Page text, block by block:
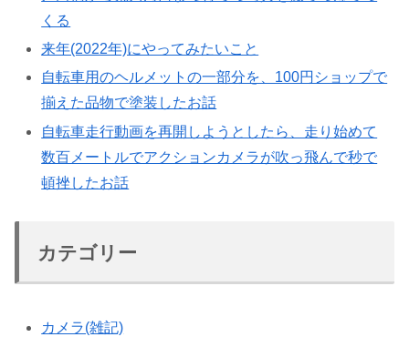
くる
来年(2022年)にやってみたいこと
自転車用のヘルメットの一部分を、100円ショップで
揃えた品物で塗装したお話
自転車走行動画を再開しようとしたら、走り始めて
数百メートルでアクションカメラが吹っ飛んで秒で
頓挫したお話
カテゴリー
カメラ(雑記)